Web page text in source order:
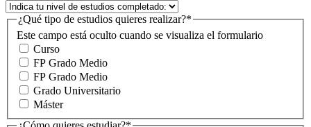
Este campo está oculto cuando se visualiza el formulario
¿Qué tipo de estudios quieres realizar?*
Curso
FP Grado Medio
FP Grado Medio
Grado Universitario
Máster